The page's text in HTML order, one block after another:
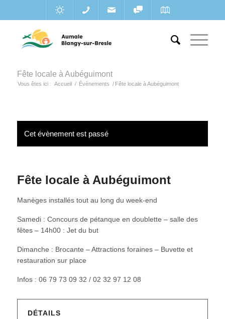
Fête locale à Aubéguimont
Vous êtes ici : Accueil / Évènements / Fête locale à Aubéguimont
Cet évènement est passé
Fête locale à Aubéguimont
Manèges installés tout au long du week-end
Samedi : Concours de pétanque en doublette – salle des
fêtes – 14h00 : Jet du but
Dimanche : Brocante – Attractions foraines – Buvette et
restauration sur place
Infos : 06 79 73 09 32 / 02 32 97 12 08
DÉTAILS